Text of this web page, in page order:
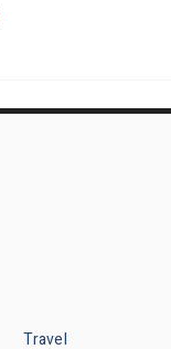
Travel